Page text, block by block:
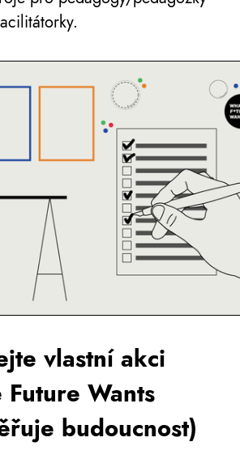
vlastní akci
Wants
budoucnost)